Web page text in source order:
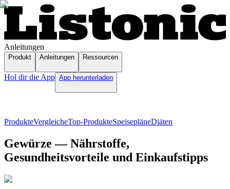
Anleitungen
Produkt Anleitungen Ressourcen
Hol dir die App App herunterladen
ProdukteVergleicheTop-ProdukteSpeisepläneDiäten
Gewürze — Nährstoffe,
Gesundheitsvorteile und Einkaufstipps